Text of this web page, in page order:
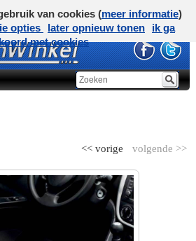
volgende >>
<< vorige
van cookies (meer informatie)
opties
later opnieuw tonen
ik ga
met cookies